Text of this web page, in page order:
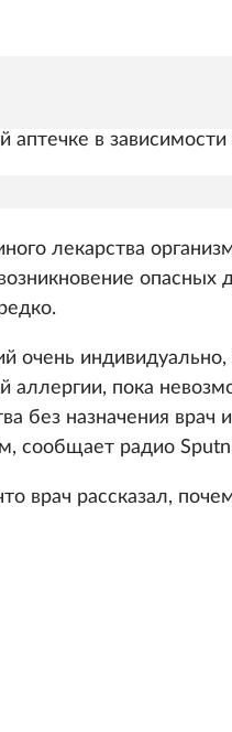
в зависимости
лекарства
опасных
очень
аллергии, пока
без назначения врач
сообщает радио
врач рассказал,